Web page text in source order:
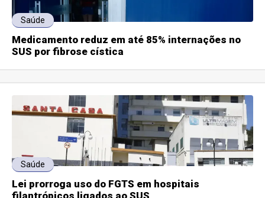
Saúde
Medicamento reduz em até 85% internações no
SUS por fibrose cística
Saúde
Lei prorroga uso do FGTS em hospitais